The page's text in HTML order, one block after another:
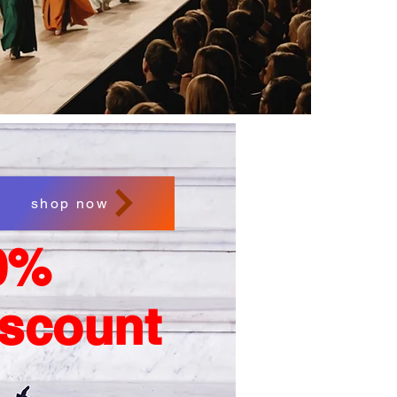
shop now